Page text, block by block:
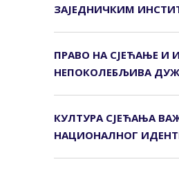
ЗАЈЕДНИЧКИМ
ПРАВО НА СЈЕЋАЊЕ И
НЕПОКОЛЕБЉИВА
КУЛТУРА СЈЕЋАЊА
НАЦИОНАЛНОГ